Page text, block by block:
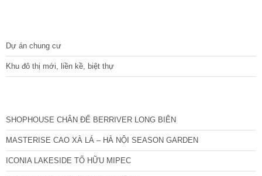
Dự án chung cư
Khu đô thị mới, liền kề, biệt thự
SHOPHOUSE CHÂN ĐẾ BERRIVER LONG BIÊN
MASTERISE CAO XÀ LÁ – HÀ NỘI SEASON GARDEN
ICONIA LAKESIDE TỐ HỮU MIPEC